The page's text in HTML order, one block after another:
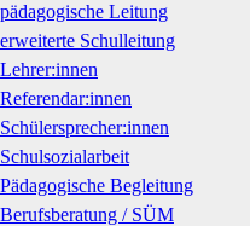
pädagogische Leitung
erweiterte Schulleitung
Lehrer:innen
Referendar:innen
Schülersprecher:innen
Schulsozialarbeit
Pädagogische Begleitung
Berufsberatung / SÜM